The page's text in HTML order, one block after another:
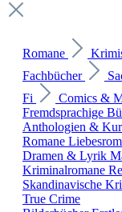
Romane
Fachbücher
Fi
Comics &
Fremdsprachige
Anthologien &
Romane
Dramen & Lyrik
Kriminalromane
Skandinavische
True Crime